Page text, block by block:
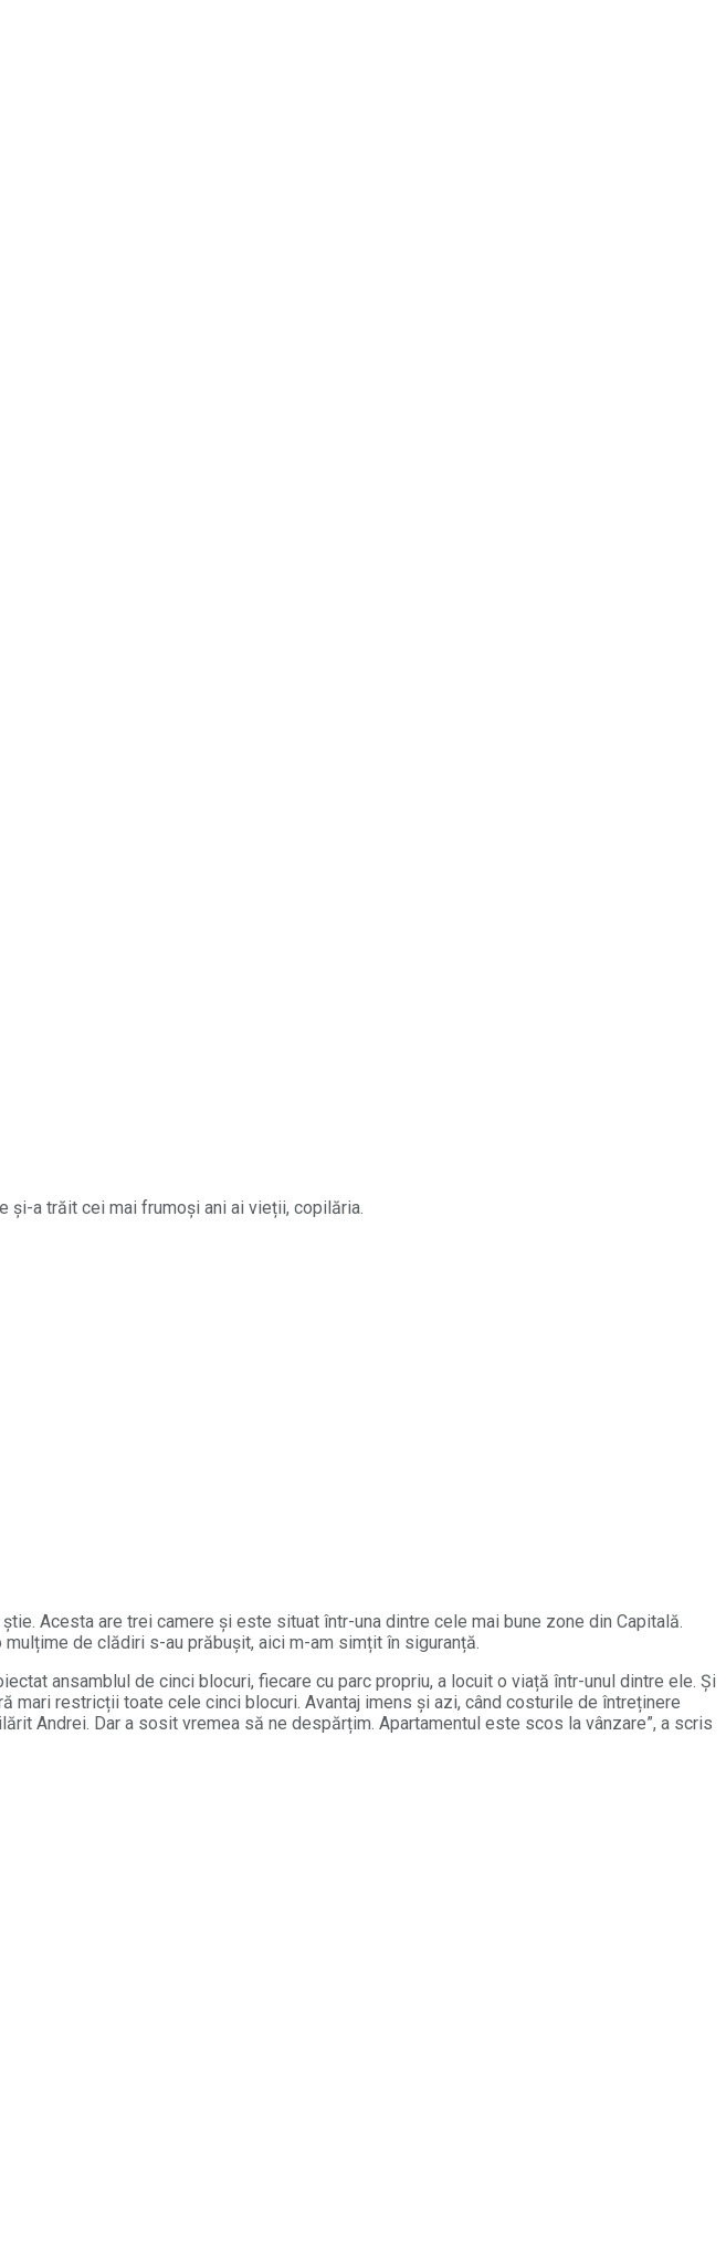
și-a trăit cei mai frumoși ani ai vieții, copilăria.
Acesta are trei camere și este situat într-una dintre cele mai bune zone din Capitală.
mulțime de clădiri s-au prăbușit, aici m-am simțit în siguranță.
ansamblul de cinci blocuri, fiecare cu parc propriu, a locuit o viață într-unul dintre ele. Și
restricții toate cele cinci blocuri. Avantaj imens și azi, când costurile de întreținere
Andrei. Dar a sosit vremea să ne despărțim. Apartamentul este scos la vânzare”, a scris